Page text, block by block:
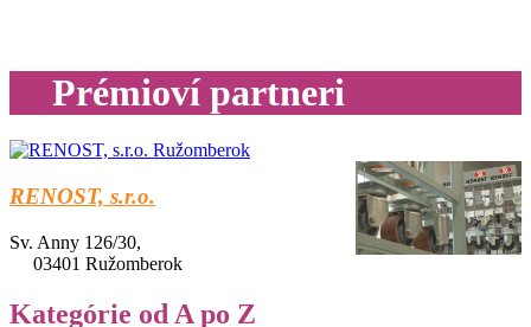
Prémioví partneri
RENOST, s.r.o.
Sv. Anny 126/30,
03401 Ružomberok
Kategórie od A po Z